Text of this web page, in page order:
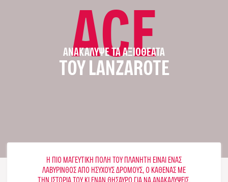
ACE
ΑΝΑΚΆΛΥΨΕ ΤΑ ΑΞΙΟΘΈΑΤΑ
ΤΟΥ LANZAROTE
Η ΠΙΟ ΜΑΓΕΥΤΙΚΉ ΠΌΛΗ ΤΟΥ ΠΛΑΝΉΤΗ ΕΊΝΑΙ ΈΝΑΣ
ΛΑΒΎΡΙΝΘΟΣ ΑΠΌ ΉΣΥΧΟΥΣ ΔΡΌΜΟΥΣ, Ο ΚΑΘΈΝΑΣ ΜΕ
ΤΗΝ ΙΣΤΟΡΊΑ ΤΟΥ ΚΙ ΈΝΑΝ ΘΗΣΑΥΡΌ ΓΙΑ ΝΑ ΑΝΑΚΑΛΎΨΕΙΣ.